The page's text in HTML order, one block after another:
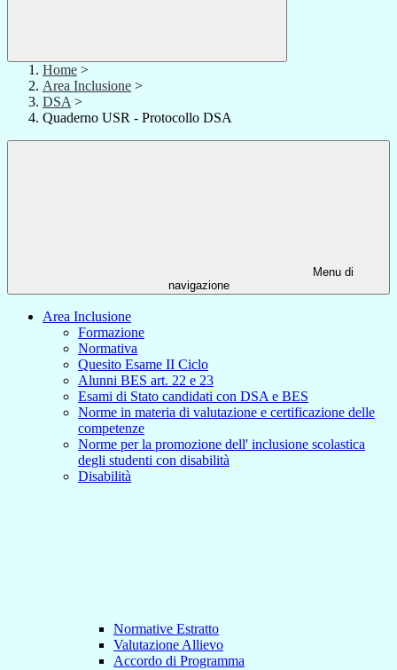
Home >
Area Inclusione >
DSA >
Quaderno USR - Protocollo DSA
Menu di
navigazione
Area Inclusione
Formazione
Normativa
Quesito Esame II Ciclo
Alunni BES art. 22 e 23
Esami di Stato candidati con DSA e BES
Norme in materia di valutazione e certificazione delle
competenze
Norme per la promozione dell' inclusione scolastica
degli studenti con disabilità
Disabilità
Normative Estratto
Valutazione Allievo
Accordo di Programma